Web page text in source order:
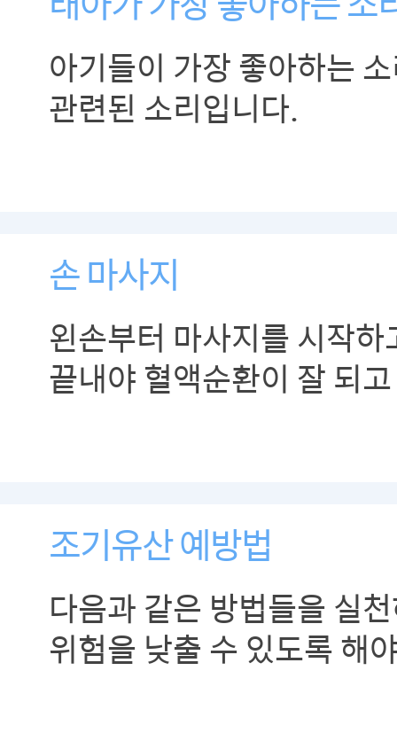
아기들이 가장 좋아하는
관련된 소리입니다.
손 마사지
왼손부터 마사지를 시작
끝내야 혈액순환이 잘 되
조기유산 예방법
다음과 같은 방법들을 실
위험을 낮출 수 있도록 해